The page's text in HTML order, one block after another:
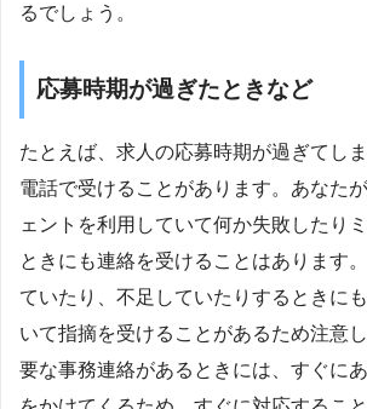
るでしょう。
応募時期が過ぎたときなど
たとえば、求人の応募時期が過ぎてし
電話で受けることがあります。あなた
ェントを利用していて何か失敗したり
ときにも連絡を受けることはあります
ていたり、不足していたりするときに
いて指摘を受けることがあるため注意
要な事務連絡があるときには、すぐに